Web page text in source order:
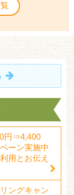
円⇒4,400
ーン実施中
用とお伝え
ングキャン